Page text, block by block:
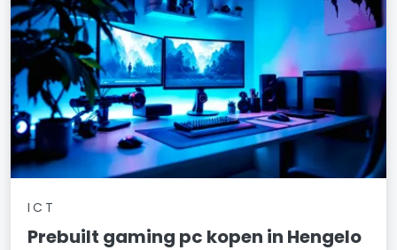
ICT
Prebuilt gaming pc kopen in Hengelo